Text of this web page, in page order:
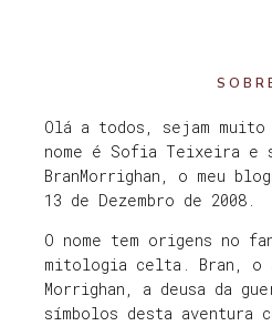
Olá a todos, sejam muito
nome é Sofia Teixeira e
BranMorrighan, o meu
13 de Dezembro de 2008.
O nome tem origens no
mitologia celta. Bran, o
Morrighan, a deusa da
símbolos desta aventura